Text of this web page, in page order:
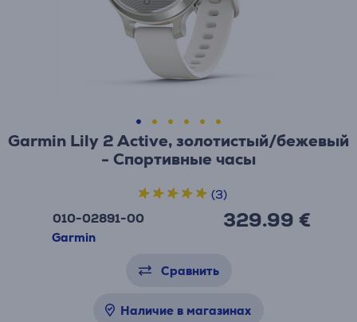
Garmin Lily 2 Active, золотистый/бежевый
- Спортивные часы
010-02891-00
Garmin
329.99 €
(3)
Сравнить
Наличие в магазинах